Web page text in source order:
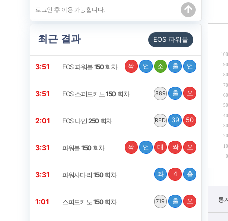
최근 결과 EOS 파워볼
3:50 EOS 파워볼150회차 짝 언 소 홀 언
3:50 EOS 스피드키노150회차 889 홀 오
2:00 EOS 나인250회차 RED 39 50
3:30 파워볼150회차 짝 언 대 짝 오
3:30 파워사다리150회차 좌 4 홀
1:00 스피드키노150회차 719 홀 오
0
10
20
30
40
50
60
70
80
90
100
통